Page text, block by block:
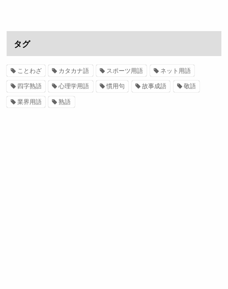
タグ
ことわざ カタカナ語 スポーツ用語 ネット用語
四字熟語 心理学用語 慣用句 故事成語 敬語
業界用語 熟語